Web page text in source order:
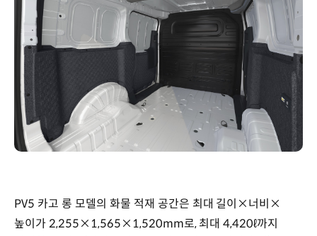
PV5 카고 롱 모델의 화물 적재 공간은 최대 길이×너비×
높이가 2,255×1,565×1,520mm로, 최대 4,420ℓ까지